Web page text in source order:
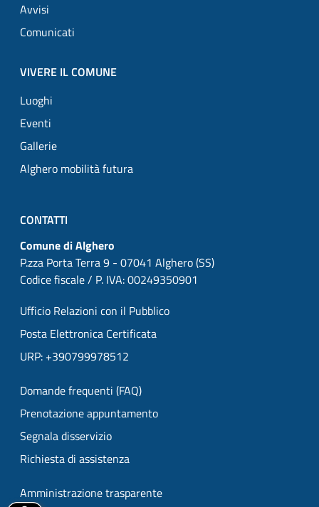
Avvisi
Comunicati
VIVERE IL COMUNE
Luoghi
Eventi
Gallerie
Alghero mobilità futura
CONTATTI
Comune di Alghero
P.zza Porta Terra 9 - 07041 Alghero (SS)
Codice fiscale / P. IVA: 00249350901
Ufficio Relazioni con il Pubblico
Posta Elettronica Certificata
URP: +390799978512
Domande frequenti (FAQ)
Prenotazione appuntamento
Segnala disservizio
Richiesta di assistenza
Amministrazione trasparente